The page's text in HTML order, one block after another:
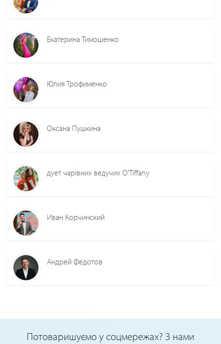
Екатерина Тимошенко
Юлия Трофименко
Оксана Пушкина
дует чарівних ведучих O'Tiffany
Иван Корчинский
Андрей Федотов
Потоваришуємо у соцмережах? З нами